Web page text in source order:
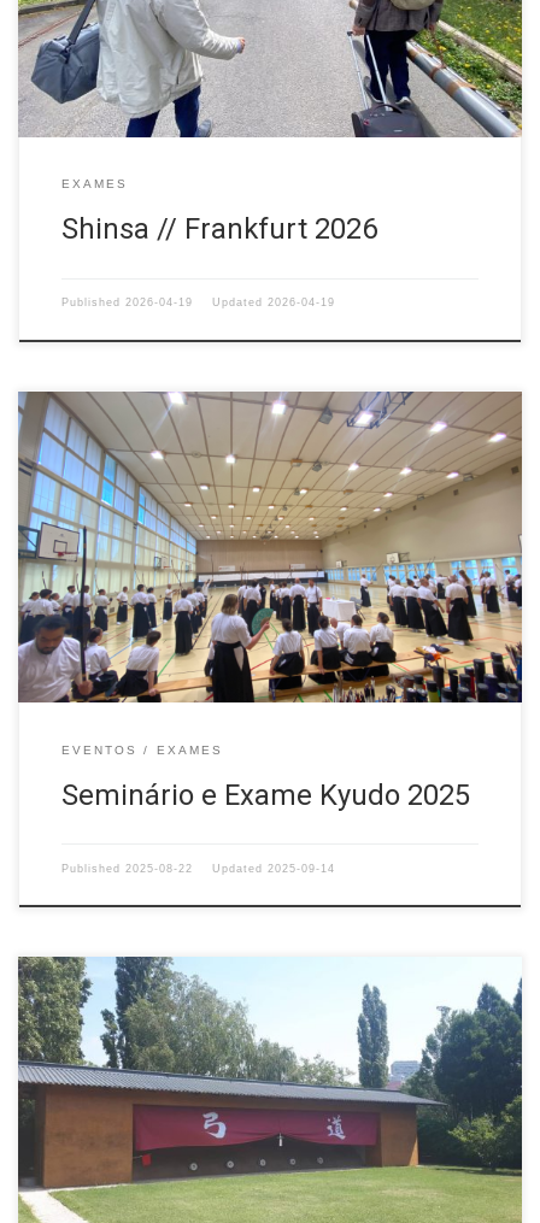
amigos. Ao contrário do ano passado na Suiça, onde os exames
foram precedidos por um seminário, este anos […]
EXAMES
Shinsa // Frankfurt 2026
Published 2026-04-19 Updated 2026-04-19
Os membros da ANKP participaram do seminário B e C e shinsa
(exames), este ano, em Magglingen/Macolin, perto da cidade de
Biel/Bienne, na Suiça. Congregando centenas de participantes
europeus, esta foi uma oportunidade de progredir sob
orientação de mestres japoneses e europeus. Num belo
complexo desportivo, rodeado pela natureza e […]
EVENTOS EXAMES
Seminário e Exame Kyudo 2025
Published 2025-08-22 Updated 2025-09-14